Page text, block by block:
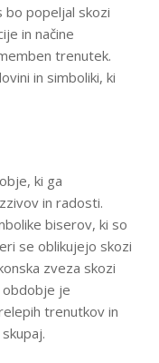
bo popeljal skozi
in načine
trenutek.
in simboliki, ki
ki ga
in radosti.
biserov, ki so
se oblikujejo skozi
zveza skozi
obdobje je
trenutkov in